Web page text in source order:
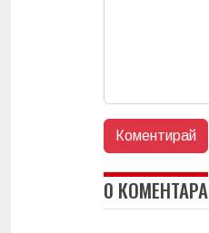
0 КОМЕНТАРА